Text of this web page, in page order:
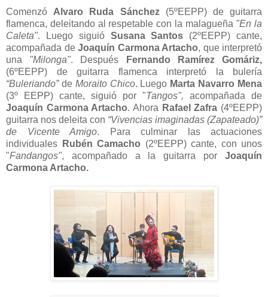
Comenzó Alvaro Ruda Sánchez(5ºEEPP) de guitarra
flamenca, deleitando al respetable con la malagueña "En la
Caleta". Luego siguió Susana Santos (2ºEEPP) cante,
acompañada de Joaquín Carmona Artacho, que interpretó
una "Milonga". Después
Fernando Ramírez Gomáriz,
(6ºEEPP) de guitarra flamenca interpretó la bulería
“Buleriando”de Moraito Chico. Luego Marta Navarro Mena
(3º EEPP) cante, siguió por "Tangos", acompañada de
Joaquín Carmona Artacho. Ahora Rafael Zafra (4ºEEPP)
guitarra nos deleita con “Vivencias imaginadas (Zapateado)”
de Vicente Amigo. Para culminar las actuaciones
individuales
Rubén Camacho (2ºEEPP) cante, con unos
"Fandangos", acompañado a la guitarra por Joaquín
Carmona Artacho.